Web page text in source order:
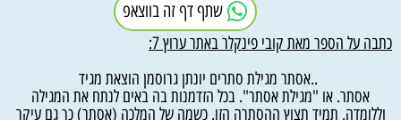
שתף דף זה בווצאפ
כתבה על הספר מאת קובי פינקלר באתר ערוץ 7:
..אסתר מגילת סתרים יונתן גרוסמן הוצאת מגיד
אסתר. או "מגילת אסתר". בכל הזדמנות בה באים לנתח את המגילה
וללומדה, תמיד תצוץ ההסתרה הזו. כשמה של המלכה (אסתר) כך גם עיקר